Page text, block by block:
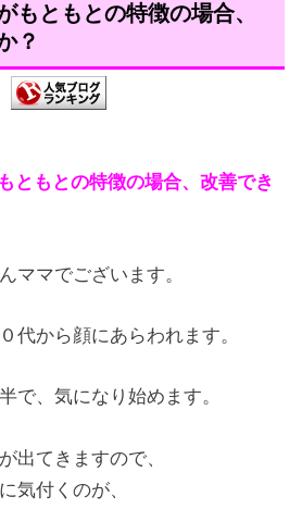
もともとの特徴の場合、
？
ともとの特徴の場合、改善でき
ママでございます。
代から顔にあらわれます。
で、気になり始めます。
出てきますので、
気付くのが、